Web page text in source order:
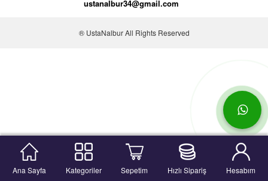
ustanalbur34@gmail.com
® UstaNalbur All Rights Reserved
Ana Sayfa Kategoriler Sepetim Hızlı Sipariş Hesabım